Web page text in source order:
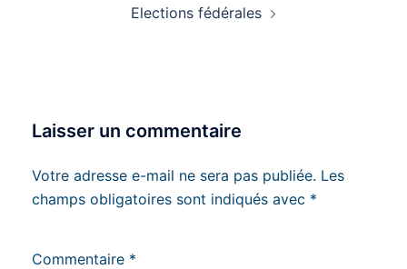
Elections fédérales
Laisser un commentaire
Votre adresse e-mail ne sera pas publiée. Les
champs obligatoires sont indiqués avec *
Commentaire *